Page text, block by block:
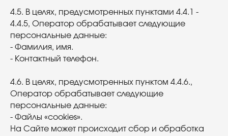
4.5. В целях, предусмотренных пунктами 4.4.1 -
4.4.5, Оператор обрабатывает следующие
персональные данные:
- Фамилия, имя.
- Контактный телефон.
4.6. В целях, предусмотренных пунктом 4.4.6.,
Оператор обрабатывает следующие
персональные данные:
- Файлы «cookies».
На Сайте может происходит сбор и обработка